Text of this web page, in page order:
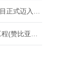
【赞比亚卢萨卡西至卡布韦330千伏输电线路项目正式迈入架线施工新阶段】
【中铁十五局中标坦赞铁路激活项目修复改造工程(赞比亚段)轨枕厂建设及轨枕生产工程】